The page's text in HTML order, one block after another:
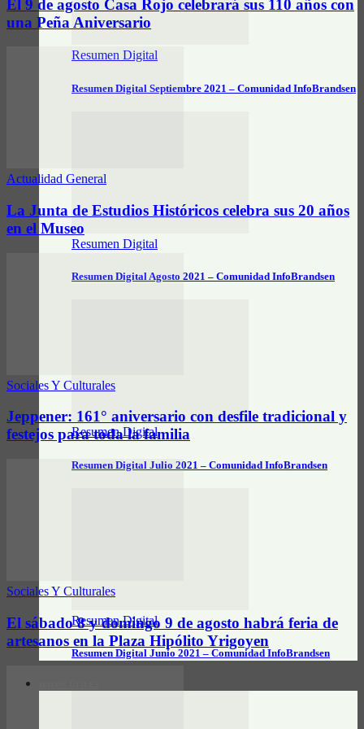
Resumen Digital
Resumen Digital Septiembre 2021 – Comunidad InfoBrandsen
Resumen Digital
Resumen Digital Agosto 2021 – Comunidad InfoBrandsen
Resumen Digital
Resumen Digital Julio 2021 – Comunidad InfoBrandsen
Resumen Digital
Resumen Digital Junio 2021 – Comunidad InfoBrandsen
El 9 de agosto Casa Rojo celebrará sus 110 años con
una Peña Aniversario
Actualidad General
La Junta de Estudios Históricos celebra sus 20 años
en el Museo
Sociales Y Culturales
Jeppener: 161° aniversario con desfile tradicional y
festejos para toda la familia
Sociales Y Culturales
El sábado 8 y domingo 9 de agosto habrá feria de
artesanos en la Plaza Hipólito Yrigoyen